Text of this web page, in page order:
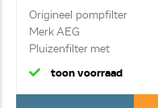
Origineel pompfilter
Merk AEG
Pluizenfilter met
afdichtru...
toon voorraad